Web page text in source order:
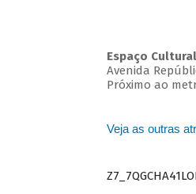
Espaço Cultural
Avenida
Próximo ao
Veja as outras